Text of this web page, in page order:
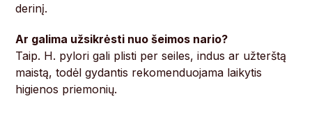
derinį.
Ar galima užsikrėsti nuo šeimos nario?
Taip. H. pylori gali plisti per seiles, indus ar užterštą
maistą, todėl gydantis rekomenduojama laikytis
higienos priemonių.